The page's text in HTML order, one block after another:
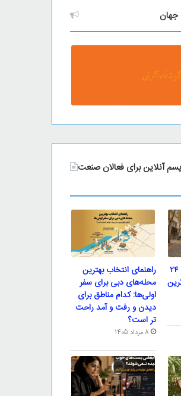
جهان
آنلاین برای فعالان صنعت
شماره اتوبوس دربستی ۲۴
راهنمای انتخاب بهترین
محله‌های دبی برای سفر
اولی‌ها: کدام مناطق برای
دیدن و رفت و آمد راحت
تر است؟
8 مرداد 1405